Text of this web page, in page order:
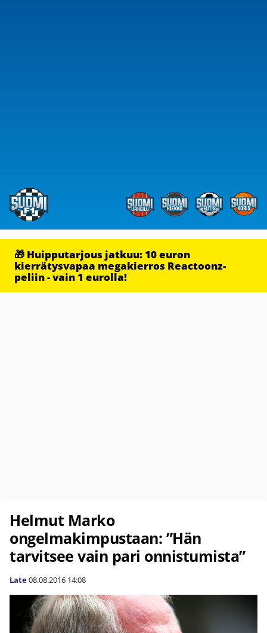
🎁 Huipputarjous jatkuu: 10 euron
kierrätysvapaa megakierros Reactoonz-
peliin - vain 1 eurolla!
Helmut Marko
ongelmakimpustaan: ”Hän
tarvitsee vain pari onnistumista”
Late08.08.2016 14:08